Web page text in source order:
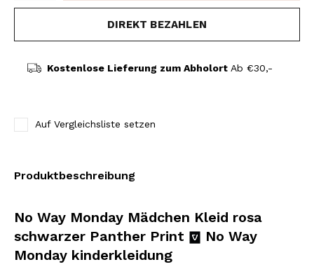
DIREKT BEZAHLEN
Kostenlose Lieferung zum AbholortAb €30,-
Auf Vergleichsliste setzen
Produktbeschreibung
No Way Monday Mädchen Kleid rosa
schwarzer Panther Print
No Way
Monday kinderkleidung